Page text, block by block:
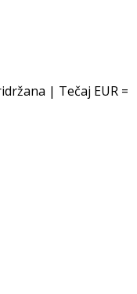
| Tečaj EUR =